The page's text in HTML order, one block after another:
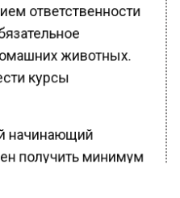
ответственности
животных.
курсы
начинающий
получить минимум